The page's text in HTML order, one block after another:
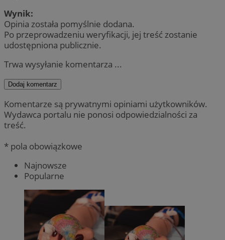
Wynik:
Opinia została pomyślnie dodana.
Po przeprowadzeniu weryfikacji, jej treść zostanie
udostępniona publicznie.
Trwa wysyłanie komentarza ...
Dodaj komentarz
Komentarze są prywatnymi opiniami użytkowników.
Wydawca portalu nie ponosi odpowiedzialności za
treść.
* pola obowiązkowe
Najnowsze
Popularne